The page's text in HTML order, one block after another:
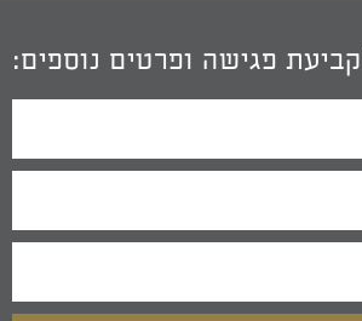
פגישה ופרטים נוספים: